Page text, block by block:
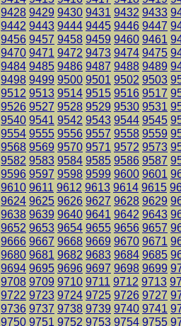
9428 9429 9430 9431 9432 9433
9442 9443 9444 9445 9446 9447
9456 9457 9458 9459 9460 9461
9470 9471 9472 9473 9474 9475
9484 9485 9486 9487 9488 9489
9498 9499 9500 9501 9502 9503
9512 9513 9514 9515 9516 9517
9526 9527 9528 9529 9530 9531
9540 9541 9542 9543 9544 9545
9554 9555 9556 9557 9558 9559
9568 9569 9570 9571 9572 9573
9582 9583 9584 9585 9586 9587
9596 9597 9598 9599 9600 9601
9610 9611 9612 9613 9614 9615
9624 9625 9626 9627 9628 9629
9638 9639 9640 9641 9642 9643
9652 9653 9654 9655 9656 9657
9666 9667 9668 9669 9670 9671
9680 9681 9682 9683 9684 9685
9694 9695 9696 9697 9698 9699
9708 9709 9710 9711 9712 9713
9722 9723 9724 9725 9726 9727
9736 9737 9738 9739 9740 9741
9750 9751 9752 9753 9754 9755